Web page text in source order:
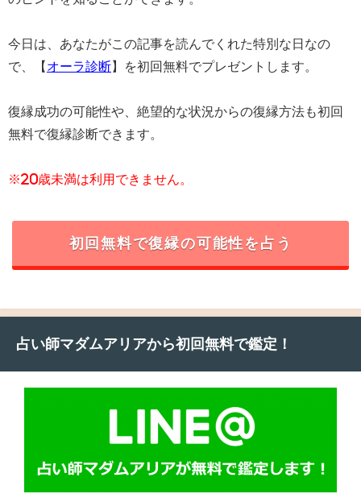
今日は、あなたがこの記事を読んでくれた特別な日なの
で、【 オーラ診断】を初回無料でプレゼントします。
復縁成功の可能性や、絶望的な状況からの復縁方法も初回
無料で復縁診断できます。
※20歳未満は利用できません。
初回無料で復縁の可能性を占う
占い師マダムアリアから初回無料で鑑定！